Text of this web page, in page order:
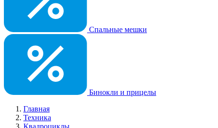
Спальные мешки
Бинокли и прицелы
Главная
Техника
Квадроциклы